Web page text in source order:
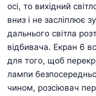
осі, то вихідний
вниз і не засліплює
дальнього світла
відбивача. Екран 6
для того, щоб
лампи
чином, розсіювач